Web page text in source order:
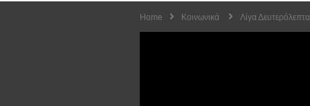
Home Κοινωνικά Λίγα